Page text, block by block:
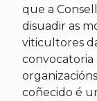
que a
disuadir as
viticultores
coñecido é